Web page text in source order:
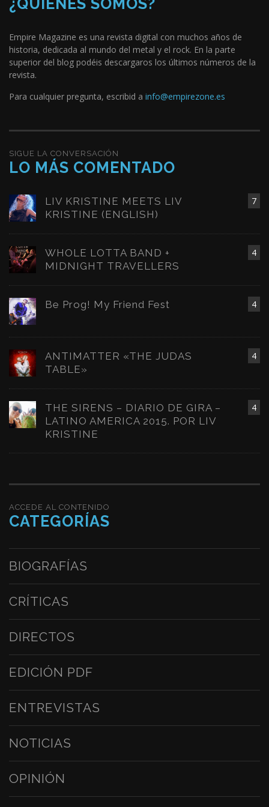
¿QUIÉNES SOMOS?
Empire Magazine es una revista digital con muchos años de
historia, dedicada al mundo del metal y el rock. En la parte
superior del blog podéis descargaros los últimos números de la
revista.
Para cualquier pregunta, escribid a info@empirezone.es
SIGUE LA CONVERSACIÓN
LO MÁS COMENTADO
7
LIV KRISTINE MEETS LIV
KRISTINE (ENGLISH)
4
WHOLE LOTTA BAND +
MIDNIGHT TRAVELLERS
4
Be Prog! My Friend Fest
4
ANTIMATTER «THE JUDAS
TABLE»
4
THE SIRENS – DIARIO DE GIRA –
LATINO AMERICA 2015. POR LIV
KRISTINE
ACCEDE AL CONTENIDO
CATEGORÍAS
BIOGRAFÍAS
CRÍTICAS
DIRECTOS
EDICIÓN PDF
ENTREVISTAS
NOTICIAS
OPINIÓN